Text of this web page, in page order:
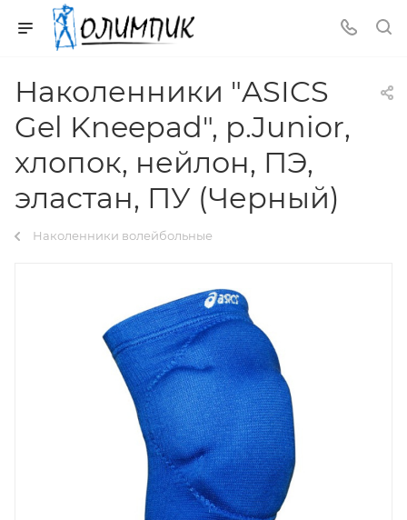
Наколенники "ASICS
Gel Kneepad", р.Junior,
хлопок, нейлон, ПЭ,
эластан, ПУ (Черный)
Наколенники волейбольные